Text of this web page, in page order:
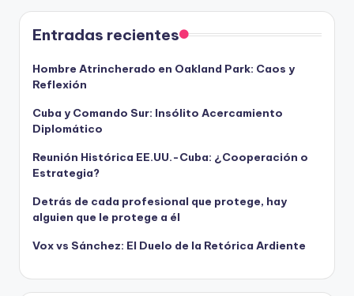
Entradas recientes
Hombre Atrincherado en Oakland Park: Caos y
Reflexión
Cuba y Comando Sur: Insólito Acercamiento
Diplomático
Reunión Histórica EE.UU.-Cuba: ¿Cooperación o
Estrategia?
Detrás de cada profesional que protege, hay
alguien que le protege a él
Vox vs Sánchez: El Duelo de la Retórica Ardiente